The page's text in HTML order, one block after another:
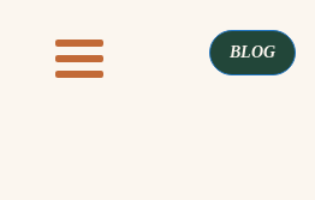
BLOG